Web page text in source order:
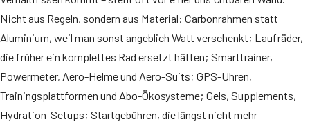
Nicht aus Regeln, sondern aus Material: Carbonrahmen statt
Aluminium, weil man sonst angeblich Watt verschenkt; Laufräder,
die früher ein komplettes Rad ersetzt hätten; Smarttrainer,
Powermeter, Aero-Helme und Aero-Suits; GPS-Uhren,
Trainingsplattformen und Abo-Ökosysteme; Gels, Supplements,
Hydration-Setups; Startgebühren, die längst nicht mehr